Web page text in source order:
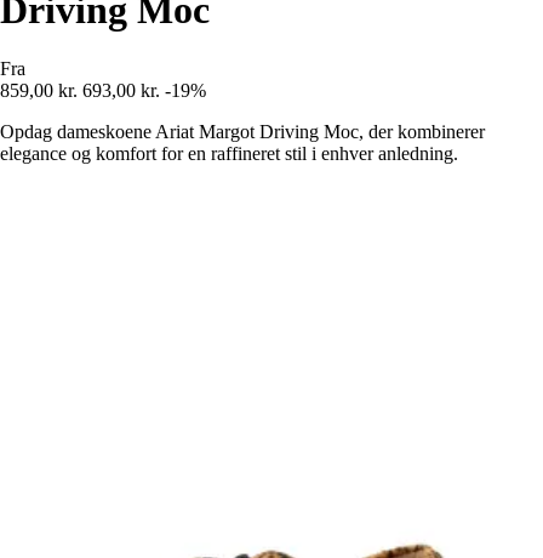
Driving Moc
Fra
859,00 kr. 693,00 kr. -19%
Opdag dameskoene Ariat Margot Driving Moc, der kombinerer
elegance og komfort for en raffineret stil i enhver anledning.